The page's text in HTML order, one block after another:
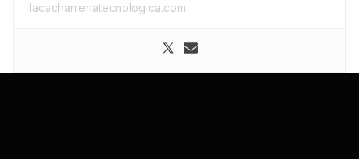
lacacharreriatecnologica.com